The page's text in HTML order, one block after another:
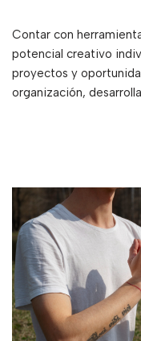
Contar con
potencial creativo
proyectos y
organización,